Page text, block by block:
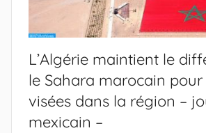
L’Algérie maintient le
le Sahara marocain pour
visées dans la région –
mexicain –